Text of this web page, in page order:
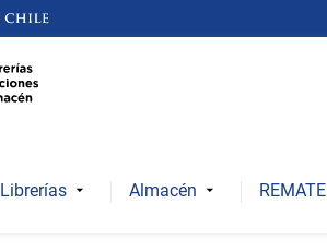
Librerías Almacén REMATE